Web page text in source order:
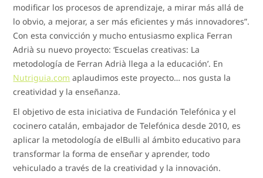
modificar los procesos de aprendizaje, a mirar más allá de
lo obvio, a mejorar, a ser más eficientes y más innovadores”.
Con esta convicción y mucho entusiasmo explica Ferran
Adrià su nuevo proyecto: ‘Escuelas creativas: La
metodología de Ferran Adrià llega a la educación’. En
Nutriguia.com aplaudimos este proyecto… nos gusta la
creatividad y la enseñanza.
El objetivo de esta iniciativa de Fundación Telefónica y el
cocinero catalán, embajador de Telefónica desde 2010, es
aplicar la metodología de elBulli al ámbito educativo para
transformar la forma de enseñar y aprender, todo
vehiculado a través de la creatividad y la innovación.